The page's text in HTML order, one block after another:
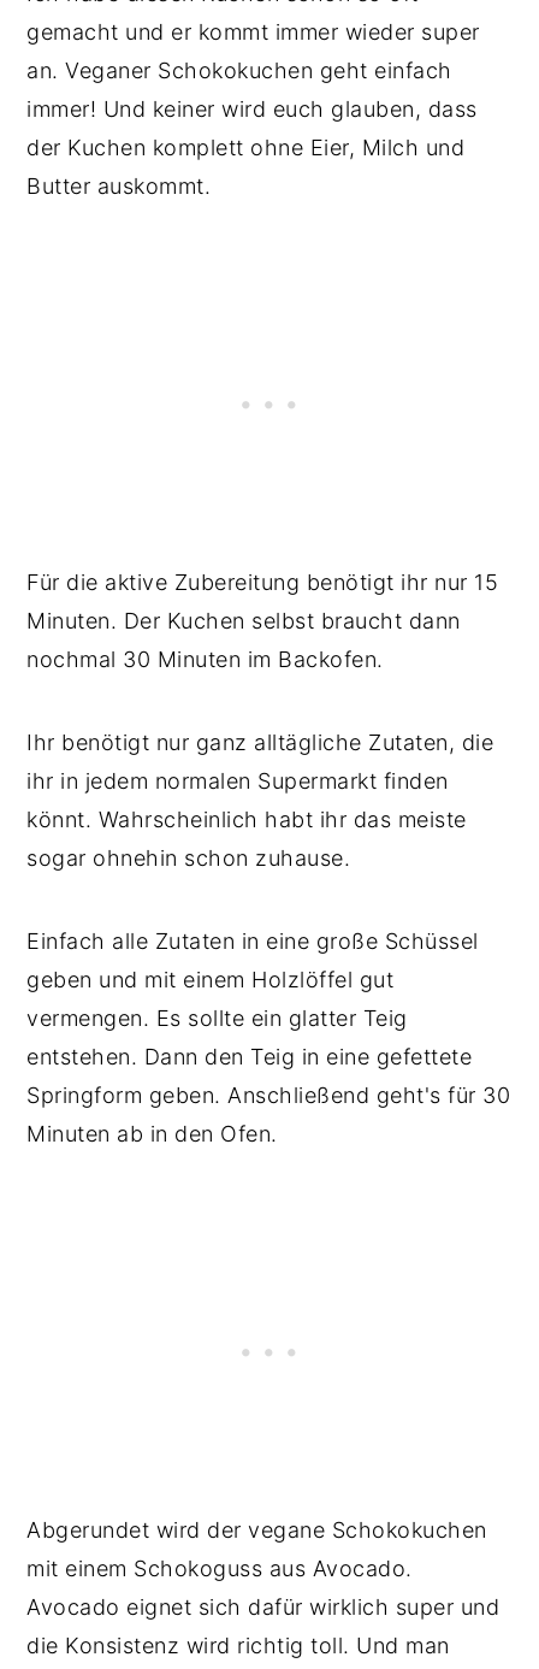
gemacht und er kommt immer wieder super
an. Veganer Schokokuchen geht einfach
immer! Und keiner wird euch glauben, dass
der Kuchen komplett ohne Eier, Milch und
Butter auskommt.
Für die aktive Zubereitung benötigt ihr nur 15
Minuten. Der Kuchen selbst braucht dann
nochmal 30 Minuten im Backofen.
Ihr benötigt nur ganz alltägliche Zutaten, die
ihr in jedem normalen Supermarkt finden
könnt. Wahrscheinlich habt ihr das meiste
sogar ohnehin schon zuhause.
Einfach alle Zutaten in eine große Schüssel
geben und mit einem Holzlöffel gut
vermengen. Es sollte ein glatter Teig
entstehen. Dann den Teig in eine gefettete
Springform geben. Anschließend geht's für 30
Minuten ab in den Ofen.
Abgerundet wird der vegane Schokokuchen
mit einem Schokoguss aus Avocado.
Avocado eignet sich dafür wirklich super und
die Konsistenz wird richtig toll. Und man